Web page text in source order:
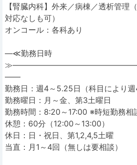
【腎臓内科】外来／病棟／透析管理
対応なしも可）
オンコール：各科あり
―≪勤務日時
――
勤務日：週4～5.25日（科目により週
勤務曜日：月～金、第3土曜日
勤務時間：8:20～17:00 ※時短勤務相
休憩：60分（12:00～13:00）
休日：日・祝日、第1,2,4,5土曜
当直：月1～4回（無しは要相談）